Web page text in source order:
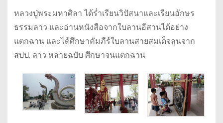
หลวงปู่พระมหาศิลา ได้ร่ำเรียนวิปัสนาและเรียนอักษร
ธรรมลาว และอ่านหนังสือจากใบลานอีสานได้อย่าง
แตกฉาน และได้ศึกษาคัมภีร์ใบลานสายสมเด็จลุนจาก
สปป. ลาว หลายฉบับ ศึกษาจนแตกฉาน